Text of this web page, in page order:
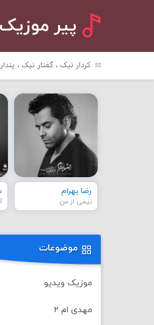
پیر موزیک
کردار نیک ، گفتار نیک ،
رضا بهرام
نیمی از من
موضوعات
موزیک ویدیو
مهدی ام ۲